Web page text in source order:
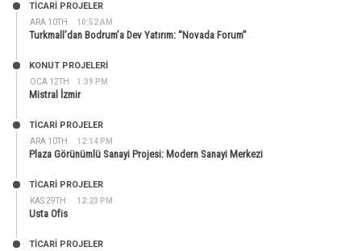
ARA 10TH 10:52 AM
TİCARİ PROJELER
Turkmall’dan Bodrum’a Dev Yatırım: “Novada Forum”
OCA 12TH 1:39 PM
KONUT PROJELERI
Mistral İzmir
ARA 10TH 12:14 PM
TİCARİ PROJELER
Plaza Görünümlü Sanayi Projesi: Modern Sanayi Merkezi
KAS 29TH 12:23 PM
TİCARİ PROJELER
Usta Ofis
TİCARİ PROJELER